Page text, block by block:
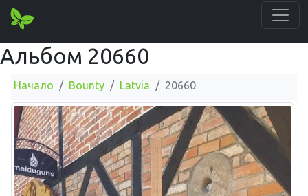
Альбом 20660
Начало Bounty Latvia 20660